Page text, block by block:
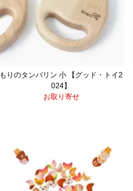
もりのタンバリン 小 【グッド・トイ2
024】
お取り寄せ